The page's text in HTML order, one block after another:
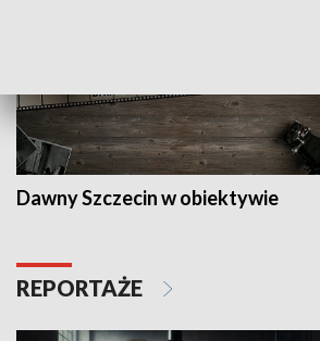
Dawny Szczecin w obiektywie
REPORTAŻE